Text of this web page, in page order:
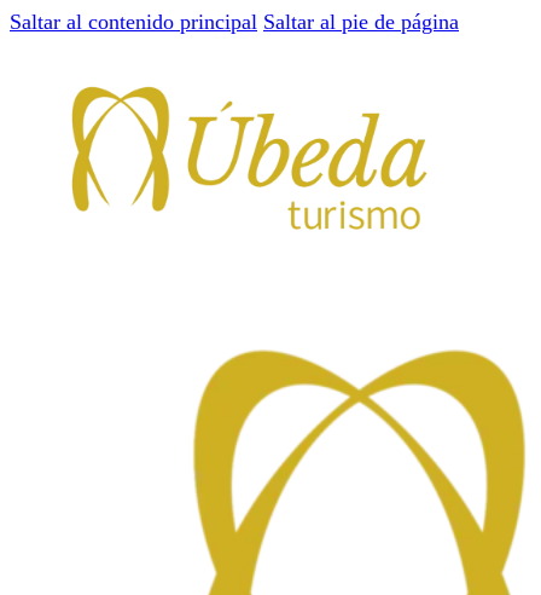
Saltar al contenido principal Saltar al pie de página